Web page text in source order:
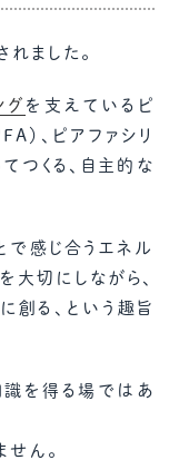
ました。
グ を支えているピ
）、ピアファシリ
つくる、自主的な
で感じ合うエネル
大切にしながら、
創る、という趣旨
識を得る場ではあ
ん。